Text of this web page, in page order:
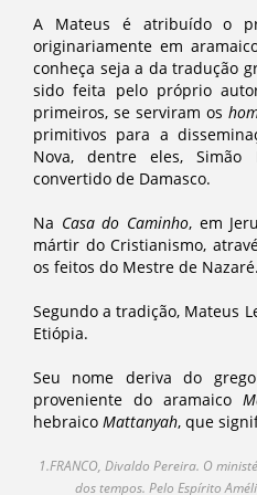
A Mateus é atribuído o
originariamente em
conheça seja a da tradução
sido feita pelo próprio
primeiros, se serviram os
primitivos para a
Nova, dentre eles, Simão
convertido de Damasco.
Na Casa do Caminho, em
mártir do Cristianismo,
os feitos do Mestre de Nazaré.
Segundo a tradição, Mateus
Etiópia.
Seu nome deriva do
proveniente do aramaico
hebraico Mattanyah, que
1.FRANCO, Divaldo Pereira. O
dos tempos. Pelo Espírito